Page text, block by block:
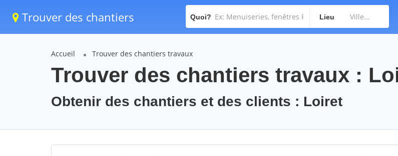
Trouver des chantiers Quoi? Lieu
Accueil Trouver des chantiers travaux
Trouver des chantiers travaux :
Obtenir des chantiers et des clients : Loiret